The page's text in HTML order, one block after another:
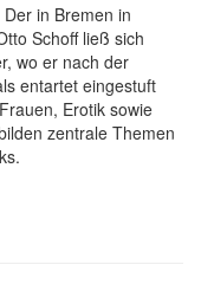
in Bremen in
Schoff ließ sich
wo er nach der
entartet eingestuft
Erotik sowie
zentrale Themen